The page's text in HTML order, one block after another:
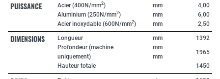
PUISSANCE Acier (400N/mm2)
Aluminium (250N/mm2)
Acier inoxydable (600N/mm2)
mm
mm
mm
4,00
6,00
2,50
DIMENSIONS
Longueur
Profondeur (machine
uniquement)
Hauteur totale
mm
mm
mm
1392
1965
1450